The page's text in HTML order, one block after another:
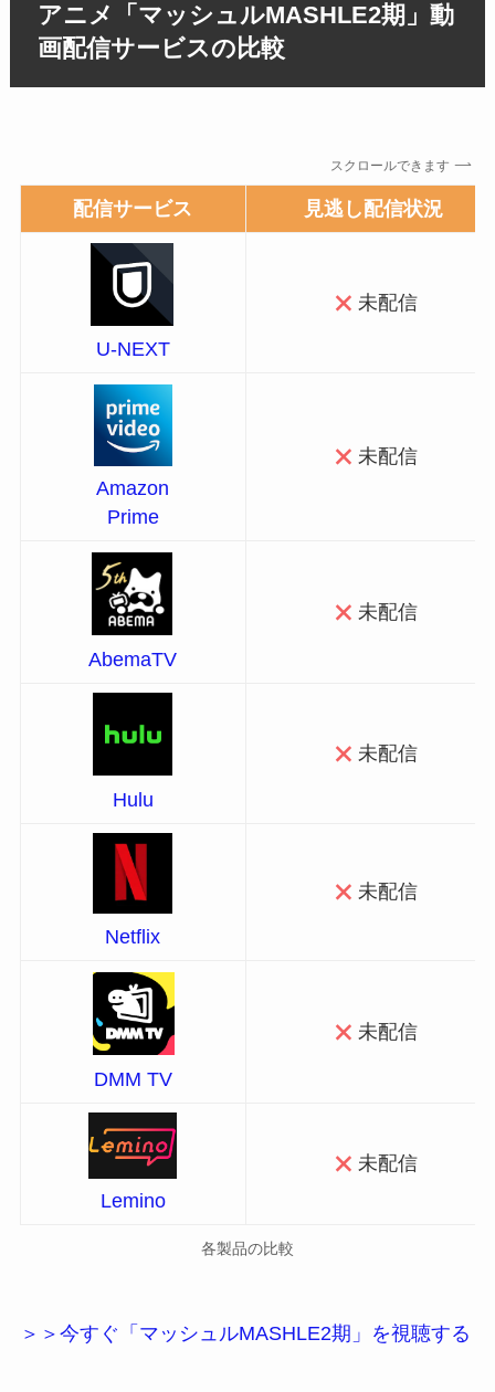
アニメ「マッシュルMASHLE2期」動
画配信サービスの比較
スクロールできます
配信サービス 見逃し配信状況
U-NEXT
未配信
Amazon
Prime
未配信
AbemaTV
未配信
Hulu
未配信
Netflix
未配信
DMM TV
未配信
Lemino
未配信
各製品の比較
＞＞今すぐ「マッシュルMASHLE2期」を視聴する